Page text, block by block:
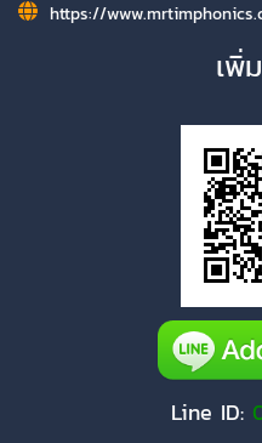
https://
เพิ่
Line ID: